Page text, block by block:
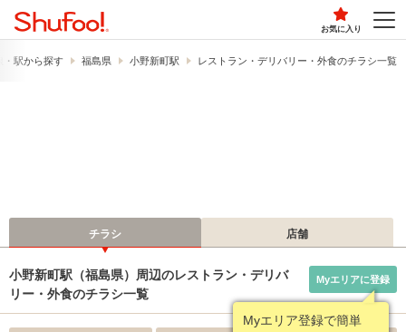
お気に入り
・駅から探す 福島県 小野新町駅 レストラン・デリバリー・外食のチラシ一覧
チラシ 店舗
小野新町駅（福島県）周辺のレストラン・デリバ
リー・外食のチラシ一覧
Myエリア登録で簡単
Myエリアに登録